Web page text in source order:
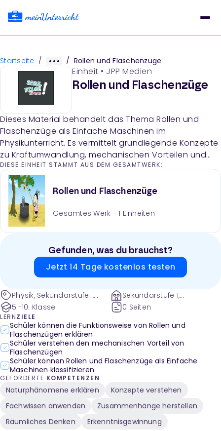
Startseite / / Rollen und Flaschenzüge
Einheit • JPP Medien
Rollen und Flaschenzüge
Dieses Material behandelt das Thema Rollen und
Flaschenzüge als Einfache Maschinen im
Physikunterricht. Es vermittelt grundlegende Konzepte
zu Kraftumwandlung, mechanischen Vorteilen und
praktischen Anwendungen von Rollen und
Flaschenzügen.
DIESE EINHEIT STAMMT AUS DEM GESAMTWERK:
Rollen und Flaschenzüge
Gesamtes Werk - 1 Einheiten
Gefunden, was du brauchst?
Jetzt 14 Tage kostenlos testen
Physik, Sekundarstufe I,
Mechanik, Grundlagen der
Dynamik, Arbeit und
Leistung, Translation und
Rotation, Flaschenzug,
Rollende Bewegungen,
Kraftverteilung, Lehrfilm,
Kraft, Last, Kraftminderung
5.-10. Klasse
Sekundarstufe 1,
Mittelschule und weitere
0 Seiten
LERNZIELE
Schüler können die Funktionsweise von Rollen und
Flaschenzügen erklären
Schüler verstehen den mechanischen Vorteil von
Flaschenzügen
Schüler können Rollen und Flaschenzüge als Einfache
Maschinen klassifizieren
GEFÖRDERTE KOMPETENZEN
Naturphänomene erklären
Konzepte verstehen
Fachwissen anwenden
Zusammenhänge herstellen
Räumliches Denken
Erkenntnisgewinnung